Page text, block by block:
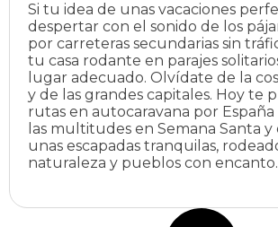
Si tu idea de unas vacaciones
despertar con el sonido de los
por carreteras secundarias sin
tu casa rodante en parajes
lugar adecuado. Olvídate de la
y de las grandes capitales. Hoy te
rutas en autocaravana por
las multitudes en Semana Santa
unas escapadas tranquilas,
naturaleza y pueblos con encanto.